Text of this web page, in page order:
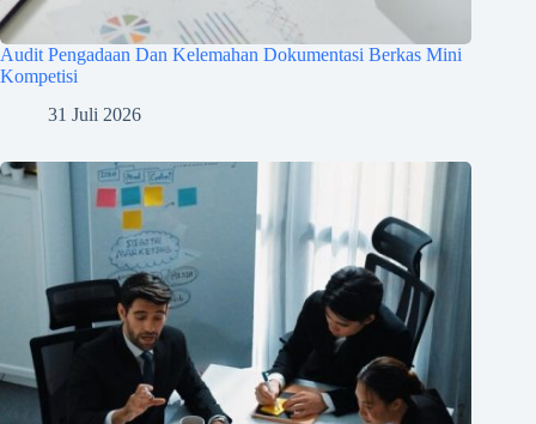
Audit Pengadaan Dan Kelemahan Dokumentasi Berkas Mini
Kompetisi
31 Juli 2026